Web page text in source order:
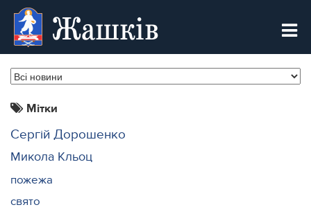
Жашків
Мітки
Сергій Дорошенко
Микола Кльоц
пожежа
свято